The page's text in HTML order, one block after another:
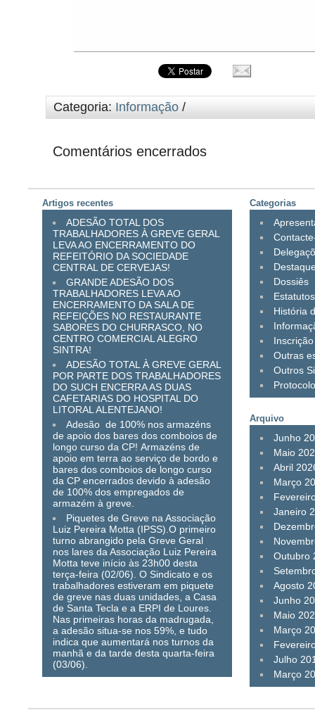
Categoria: Informação /
Comentários encerrados
Artigos recentes
ADESÃO TOTAL DOS
TRABALHADORES À GREVE GERAL
LEVA AO ENCERRAMENTO DO
REFEITÓRIO DA SOCIEDADE
CENTRAL DE CERVEJAS!
GRANDE ADESÃO DOS
TRABALHADORES LEVA AO
ENCERRAMENTO DA SALA DE
REFEIÇÕES NO RESTAURANTE
SABORES DO CHURRASCO, NO
CENTRO COMERCIAL ALEGRO
SINTRA!
ADESÃO TOTAL À GREVE GERAL
POR PARTE DOS TRABALHADORES
DO SUCH ENCERRA AS DUAS
CAFETARIAS DO HOSPITAL DO
LITORAL ALENTEJANO!
Adesão de 100% nos armazéns
de apoio dos bares dos comboios de
longo curso da CP! Armazéns de
apoio em terra ao serviço de bordo e
bares dos comboios de longo curso
da CP encerrados devido à adesão
de 100% dos empregados de
armazém à greve.
Piquetes de Greve na Associação
Luiz Pereira Motta (IPSS).O primeiro
turno abrangido pela Greve Geral
nos lares da Associação Luiz Pereira
Motta teve início às 23h00 desta
terça-feira (02/06). O Sindicato e os
trabalhadores estiveram em piquete
de greve nas duas unidades, a Casa
de Santa Tecla e a ERPI de Loures.
Nas primeiras horas da madrugada,
a adesão situa-se nos 59%, e tudo
indica que aumentará nos turnos da
manhã e da tarde desta quarta-feira
(03/06).
Categorias
Dossiês
Estatutos
História
Outras
Outros
Arquivo
Junho
Maio
Abril
Março
Janeiro
Outubro
Agosto
Junho
Maio
Março
Julho
Março